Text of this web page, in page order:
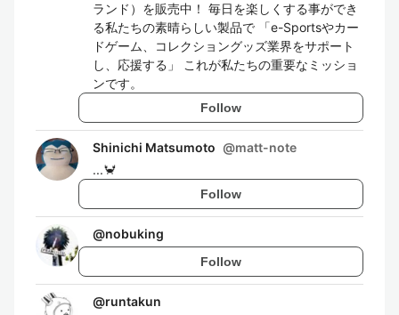
ランド）を販売中！ 毎日を楽しくする事ができ
る私たちの素晴らしい製品で 「e-Sportsやカー
ドゲーム、コレクショングッズ業界をサポート
し、応援する」 これが私たちの重要なミッショ
ンです。
Follow
Shinichi Matsumoto @matt-note
...🦀
Follow
@nobuking
Follow
@runtakun